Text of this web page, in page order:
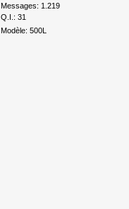
Messages: 1.219
Q.I.: 31
Modèle: 500L